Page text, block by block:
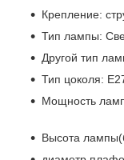
Крепление:
Тип лампы:
Другой тип
Тип цоколя:
Мощность
Высота